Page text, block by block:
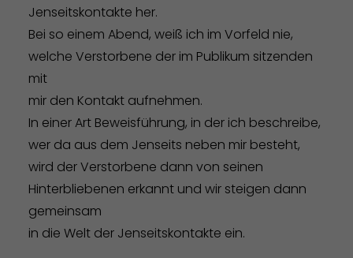
Jenseitskontakte her.
Bei so einem Abend, weiß ich im Vorfeld nie,
welche Verstorbene der im Publikum sitzenden
mit
mir den Kontakt aufnehmen.
In einer Art Beweisführung, in der ich beschreibe,
wer da aus dem Jenseits neben mir besteht,
wird der Verstorbene dann von seinen
Hinterbliebenen erkannt und wir steigen dann
gemeinsam
in die Welt der Jenseitskontakte ein.